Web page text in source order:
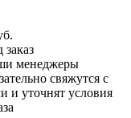
заказ
менеджеры
свяжутся с
и уточнят условия